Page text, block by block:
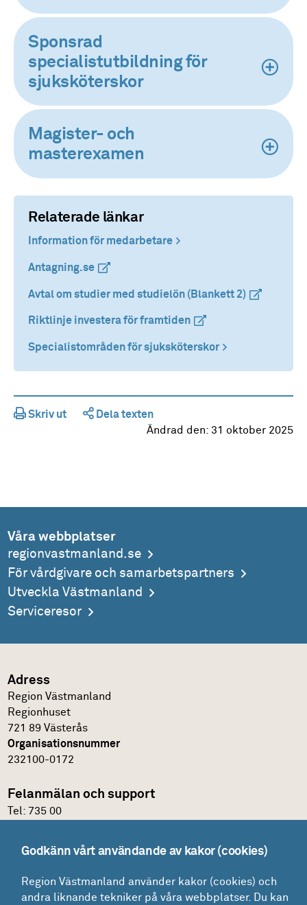
Sponsrad
specialistutbildning för
sjuksköterskor
Magister- och
masterexamen
Relaterade länkar
Information för medarbetare
Antagning.se (extern länk)
(extern länk)
Avtal om studier med studielön (Blankett 2) (extern
(extern
Riktlinje investera för framtiden (extern länk)
(extern länk)
Specialistområden för sjuksköterskor
Skriv ut
Dela texten
Ändrad den: 31 oktober 2025
Våra webbplatser
regionvastmanland.se
För vårdgivare och samarbetspartners
Utveckla Västmanland
Serviceresor
Adress
Region Västmanland
Regionhuset
721 89 Västerås
Organisationsnummer
232100-0172
Felanmälan och support
Tel: 735 00
Glömt lösenordet?
Mina ärenden
Godkänn vårt användande av kakor (cookies)
Region Västmanland använder kakor (cookies) och
andra liknande tekniker på våra webbplatser. Du kan